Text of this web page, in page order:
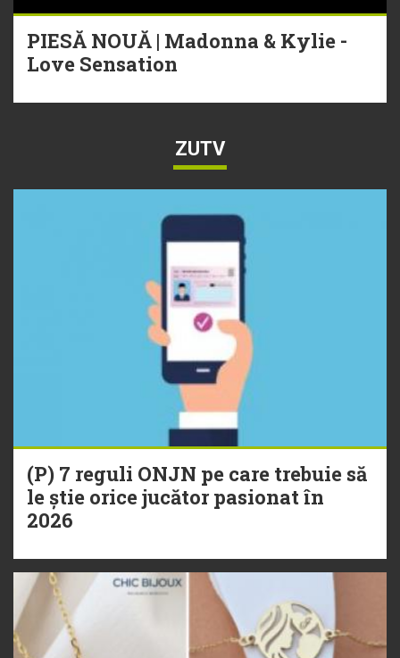
PIESĂ NOUĂ | Madonna & Kylie -
Love Sensation
ZUTV
(P) 7 reguli ONJN pe care trebuie să
le știe orice jucător pasionat în
2026